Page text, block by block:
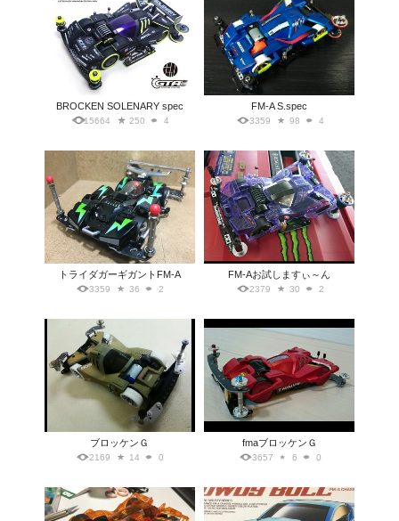
BROCKEN SOLENARY spec
15664 250 4
FM-A S.spec
3359 98 4
トライダガーギガントFM-A
3359 36 2
FM-Aお試しますぃ～ん
2379 30 2
ブロッケンＧ
2169 14 0
fmaブロッケンＧ
3657 6 0